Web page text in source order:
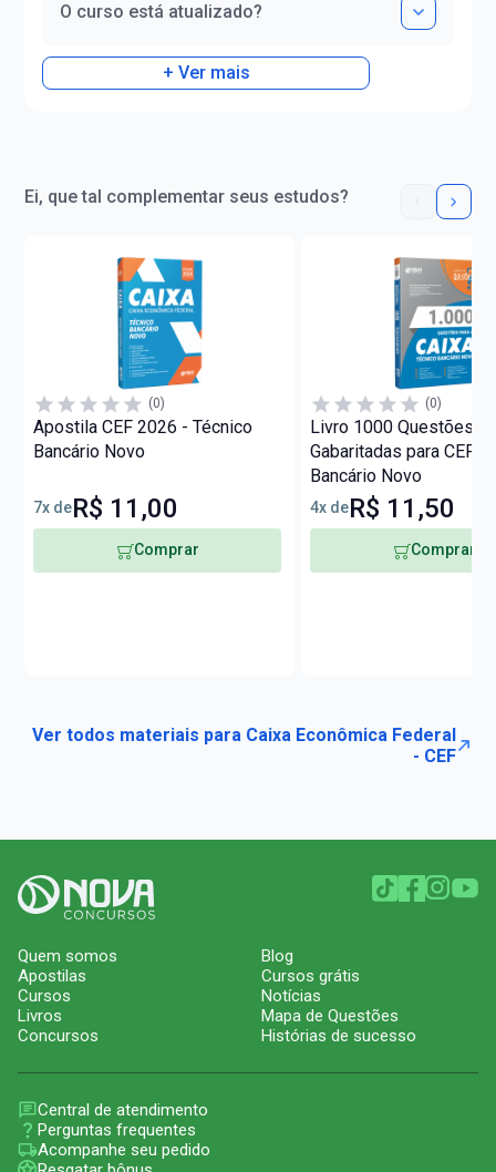
O curso está atualizado?
+ Ver mais
Ei, que tal complementar seus estudos?
(0)
Apostila CEF 2026 - Técnico
Bancário Novo
7x deR$ 11,00
Comprar
(0)
Livro 1000 Questões
Gabaritadas para CEF -
Bancário Novo
4x deR$ 11,50
Comprar
Ver todos materiais para Caixa Econômica Federal
- CEF
Quem somos
Apostilas
Cursos
Livros
Concursos
Blog
Cursos grátis
Notícias
Mapa de Questões
Histórias de sucesso
Central de atendimento
Perguntas frequentes
Acompanhe seu pedido